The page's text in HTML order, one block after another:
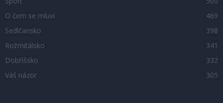
O čem se mluví
469
Sedlčansko
398
Rožmitálsko
341
Dobříšsko
332
Váš názor
305